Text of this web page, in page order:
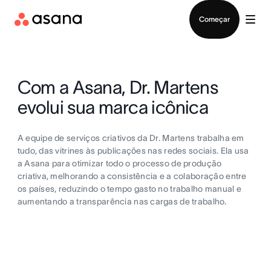
Começar
Com a Asana, Dr. Martens
evolui sua marca icônica
A equipe de serviços criativos da Dr. Martens trabalha em
tudo, das vitrines às publicações nas redes sociais. Ela usa
a Asana para otimizar todo o processo de produção
criativa, melhorando a consistência e a colaboração entre
os países, reduzindo o tempo gasto no trabalho manual e
aumentando a transparência nas cargas de trabalho.